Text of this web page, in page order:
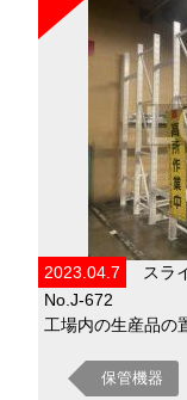
2023.04.7
スラ
No.J-672
工場内の生産品の
保管機器